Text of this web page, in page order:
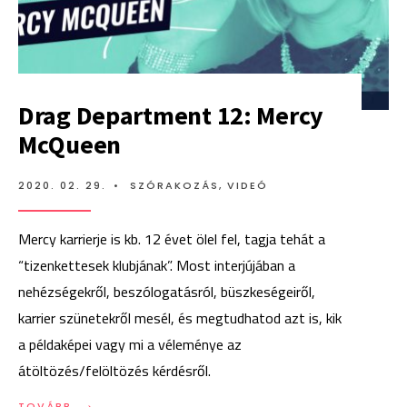
Drag Department 12: Mercy
McQueen
2020. 02. 29. • SZÓRAKOZÁS, VIDEÓ
Mercy karrierje is kb. 12 évet ölel fel, tagja tehát a
“tizenkettesek klubjának”. Most interjújában a
nehézségekről, beszólogatásról, büszkeségeiről,
karrier szünetekről mesél, és megtudhatod azt is, kik
a példaképei vagy mi a véleménye az
átöltözés/felöltözés kérdésről.